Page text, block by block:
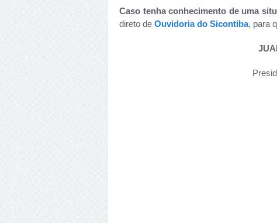
Caso tenha conhecimento de uma
direto de Ouvidoria do Sicontiba, para